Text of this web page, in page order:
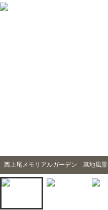
西上尾メモリアルガーデン 墓地風景